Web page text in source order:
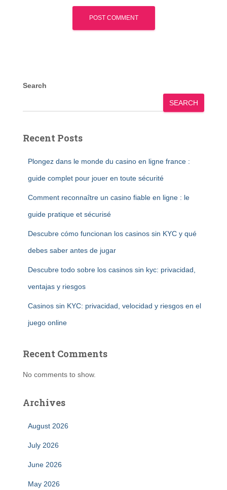
Search
SEARCH
Recent Posts
Plongez dans le monde du casino en ligne france :
guide complet pour jouer en toute sécurité
Comment reconnaître un casino fiable en ligne : le
guide pratique et sécurisé
Descubre cómo funcionan los casinos sin KYC y qué
debes saber antes de jugar
Descubre todo sobre los casinos sin kyc: privacidad,
ventajas y riesgos
Casinos sin KYC: privacidad, velocidad y riesgos en el
juego online
Recent Comments
No comments to show.
Archives
August 2026
July 2026
June 2026
May 2026